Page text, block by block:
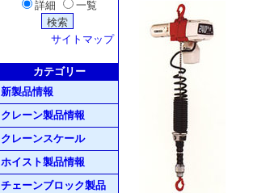
詳細 一覧
サイトマップ
カテゴリー
新製品情報
クレーン製品情報
クレーンスケール
ホイスト製品情報
チェーンブロック製品